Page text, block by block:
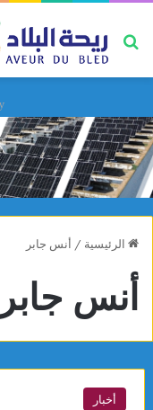
بحث عن
الرئيسية / أنس جابر
أنس جابر
أخبار